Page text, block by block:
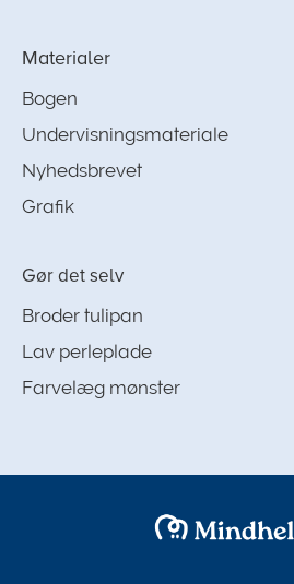
Materialer
Bogen
Undervisningsmateriale
Nyhedsbrevet
Grafik
Gør det selv
Broder tulipan
Lav perleplade
Farvelæg mønster